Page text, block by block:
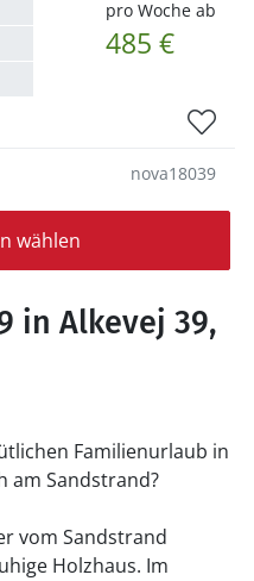
pro Woche ab
485 €
nova18039
wählen
in Alkevej 39,
Familienurlaub in
am Sandstrand?
vom Sandstrand
Holzhaus. Im